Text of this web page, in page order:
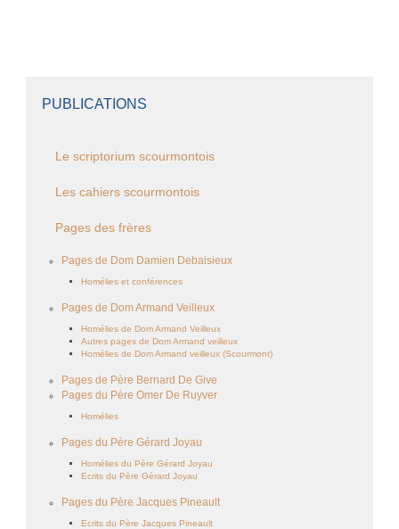
PUBLICATIONS
Le scriptorium scourmontois
Les cahiers scourmontois
Pages des frères
Pages de Dom Damien Debaisieux
Homélies et conférences
Pages de Dom Armand Veilleux
Homélies de Dom Armand Veilleux
Autres pages de Dom Armand veilleux
Homélies de Dom Armand veilleux (Scourmont)
Pages de Père Bernard De Give
Pages du Père Omer De Ruyver
Homélies
Pages du Père Gérard Joyau
Homélies du Père Gérard Joyau
Ecrits du Père Gérard Joyau
Pages du Père Jacques Pineault
Ecrits du Père Jacques Pineault